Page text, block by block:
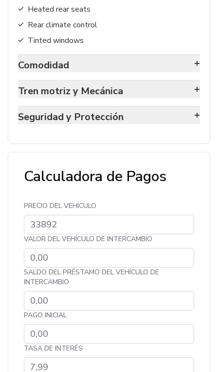
Heated rear seats
Rear climate control
Tinted windows
Comodidad +
Tren motriz y Mecánica +
Seguridad y Protección +
Calculadora de Pagos
PRECIO DEL VEHÍCULO
VALOR DEL VEHÍCULO DE INTERCAMBIO
SALDO DEL PRÉSTAMO DEL VEHÍCULO DE
INTERCAMBIO
PAGO INICIAL
TASA DE INTERÉS